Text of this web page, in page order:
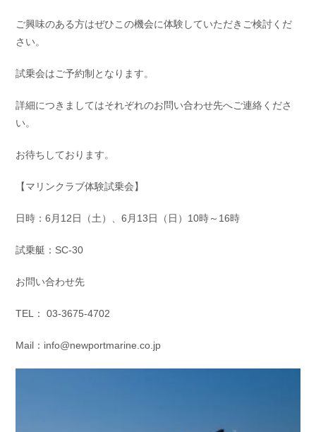
Contact us Company
Recruit
ご興味のある方はぜひこの機会に体験していただきご検討くだ
さい。
試乗会はご予約制となります。
詳細につきましてはそれぞれのお問い合わせ先へご連絡くださ
い。
お待ちしております。
【マリンクラブ体験試乗会】
日時：6月12日（土）、6月13日（日）10時～16時
試乗艇：SC-30
お問い合わせ先
TEL： 03-3675-4702
Mail：info@newportmarine.co.jp